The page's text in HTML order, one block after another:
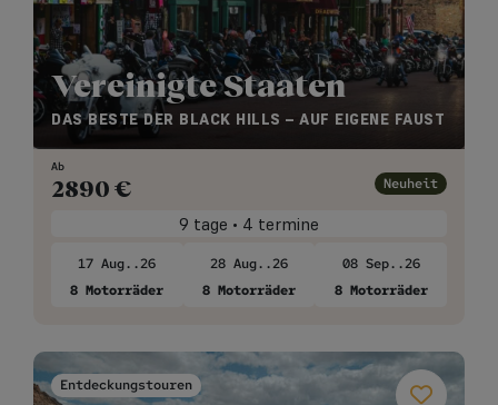
Vereinigte Staaten
DAS BESTE DER BLACK HILLS – AUF EIGENE FAUST
Ab
2890 € Neuheit
9 tage • 4 termine
17 Aug..26
8 Motorräder
28 Aug..26
8 Motorräder
08 Sep..26
8 Motorräder
Entdeckungstouren